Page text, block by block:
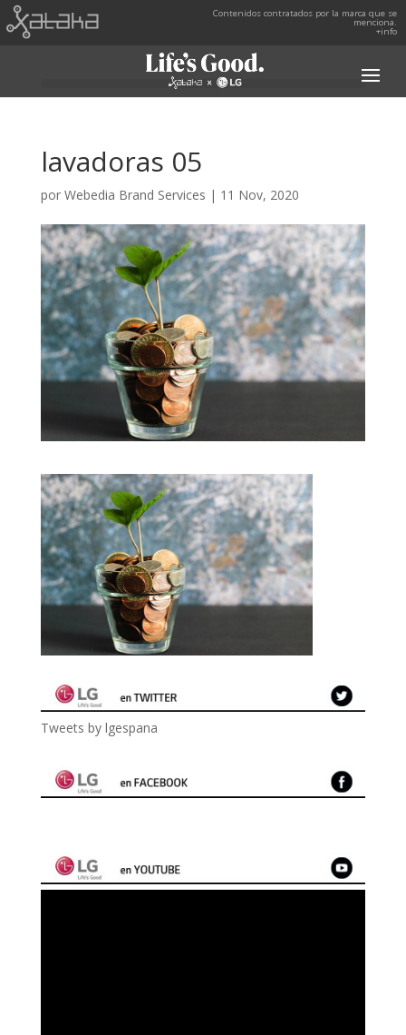
Contenidos contratados por la marca que se
menciona.
+info
lavadoras 05
por Webedia Brand Services | 11 Nov, 2020
Tweets by lgespana